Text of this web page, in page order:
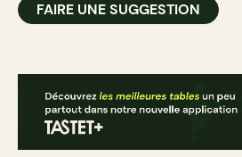
FAIRE UNE SUGGESTION